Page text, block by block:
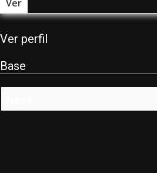
Ver
Ver perfil
Base